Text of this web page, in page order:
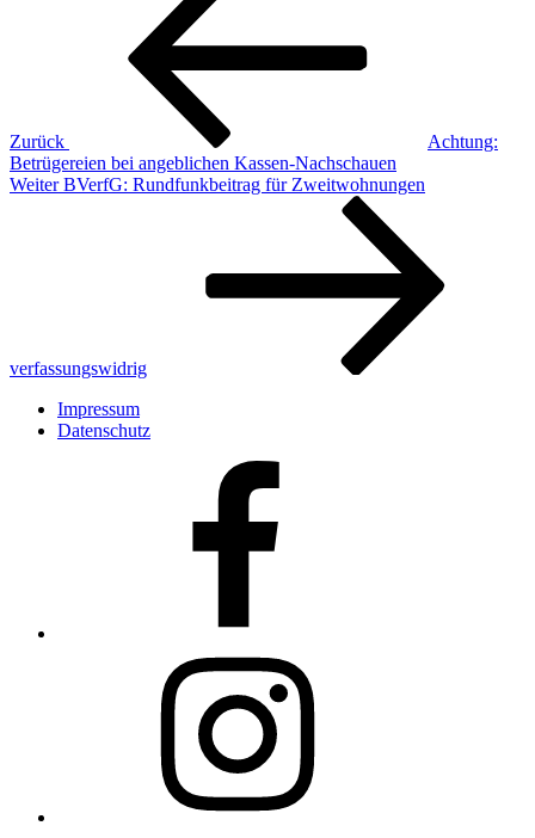
Zurück
Achtung:
Betrügereien bei angeblichen Kassen-Nachschauen
Nächster
Weiter BVerfG: Rundfunkbeitrag für Zweitwohnungen
verfassungswidrig
Impressum
Datenschutz